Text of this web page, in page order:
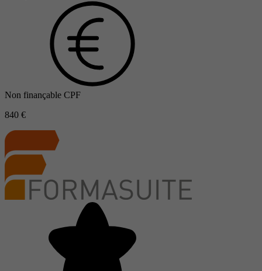
Non finançable CPF
840 €